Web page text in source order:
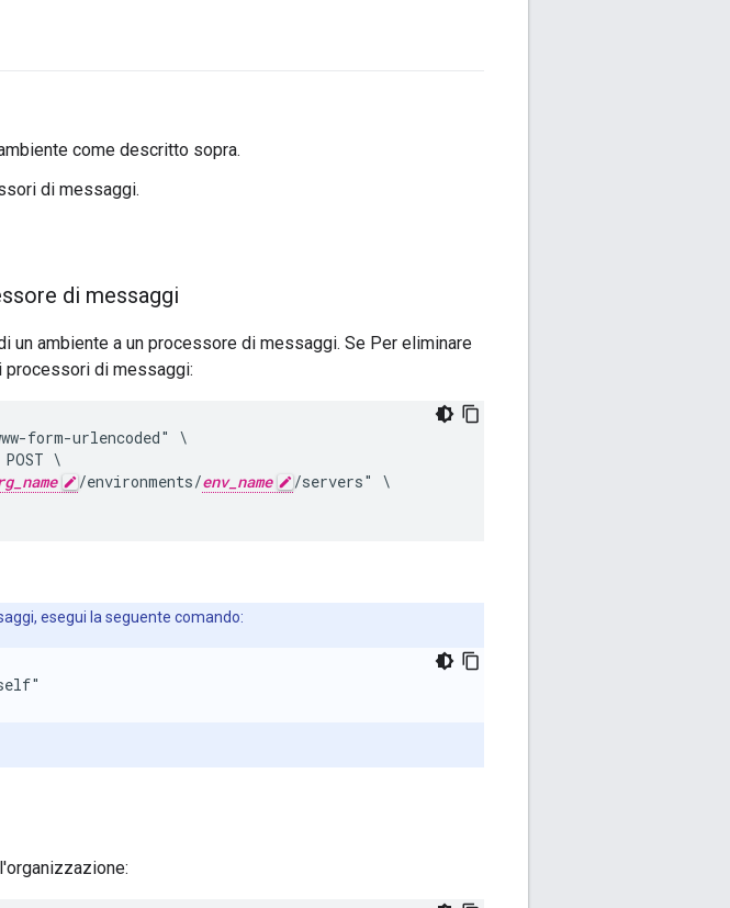
come descritto sopra.
di messaggi.
di messaggi
un ambiente a un processore di messaggi. Se Per eliminare
processori di messaggi:
form-urlencoded" \
\
/environments/env_name
/servers" \
esegui la seguente comando: